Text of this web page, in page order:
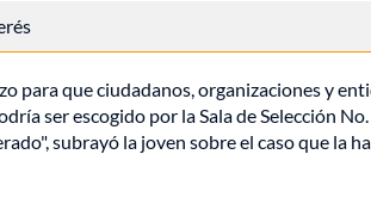
para que ciudadanos, organizaciones y
ser escogido por la Sala de Selección
subrayó la joven sobre el caso que la ha